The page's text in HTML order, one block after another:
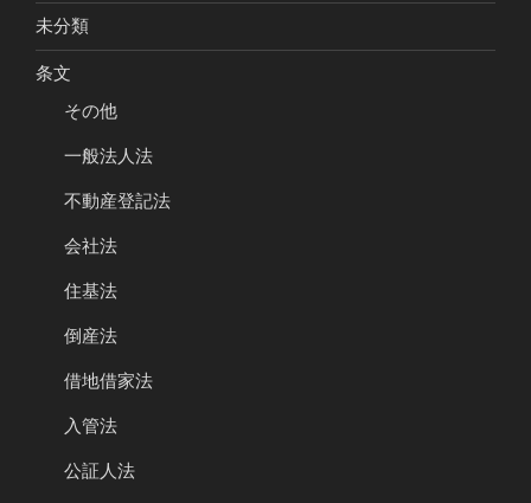
未分類
条文
その他
一般法人法
不動産登記法
会社法
住基法
倒産法
借地借家法
入管法
公証人法